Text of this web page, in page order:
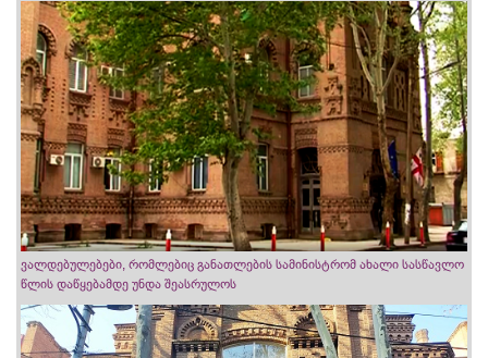
ვალდებულებები, რომლებიც განათლების სამინისტრომ ახალი სასწავლო
წლის დაწყებამდე უნდა შეასრულოს